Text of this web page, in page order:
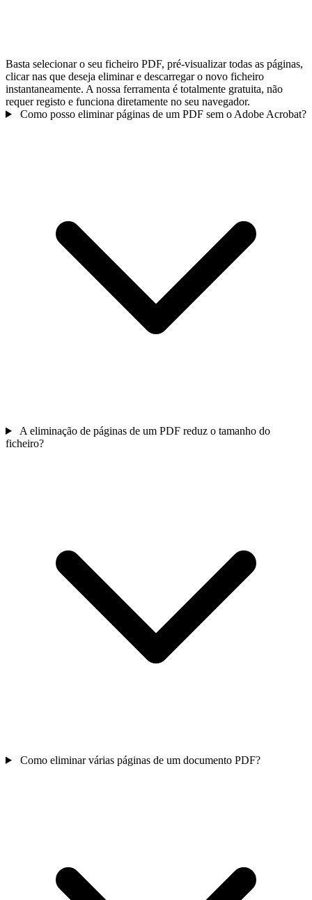
Basta selecionar o seu ficheiro PDF, pré-visualizar todas as páginas,
clicar nas que deseja eliminar e descarregar o novo ficheiro
instantaneamente. A nossa ferramenta é totalmente gratuita, não
requer registo e funciona diretamente no seu navegador.
Como posso eliminar páginas de um PDF sem o Adobe Acrobat?
A eliminação de páginas de um PDF reduz o tamanho do
ficheiro?
Como eliminar várias páginas de um documento PDF?